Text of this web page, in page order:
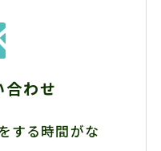
合わせ
する時間がな